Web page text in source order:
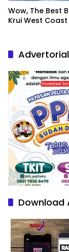
Wow, The Best
Krui West Coast
Advertorial
Download